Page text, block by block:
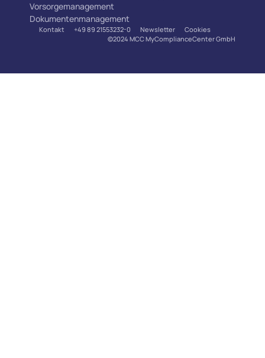
Vorsorgemanagement
Dokumentenmanagement
Kontakt +49 89 21553232-0 Newsletter
Cookies
©2024 MCC MyComplianceCenter GmbH